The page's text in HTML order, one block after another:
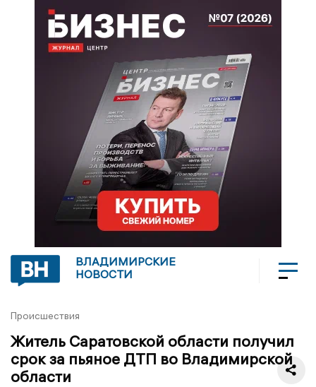
ВЛАДИМИРСКИЕ
НОВОСТИ
Происшествия
Житель Саратовской области получил
срок за пьяное ДТП во Владимирской
области